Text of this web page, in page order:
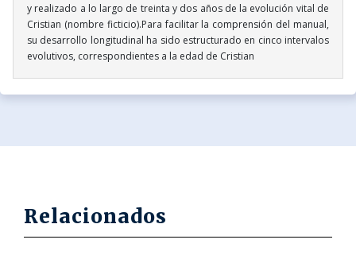
y realizado a lo largo de treinta y dos años de la evolución vital de
Cristian (nombre ficticio).Para facilitar la comprensión del manual,
su desarrollo longitudinal ha sido estructurado en cinco intervalos
evolutivos, correspondientes a la edad de Cristian
Relacionados